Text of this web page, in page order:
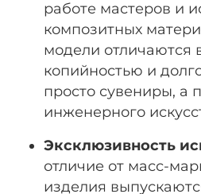
работе мастеров и
композитных
модели отличаются
копийностью и
просто сувениры, а
инженерного
Эксклюзивность
отличие от масс-
изделия